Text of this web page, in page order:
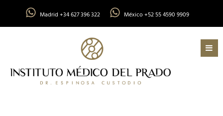
Madrid +34 627 396 322 México +52 55 4590 9909